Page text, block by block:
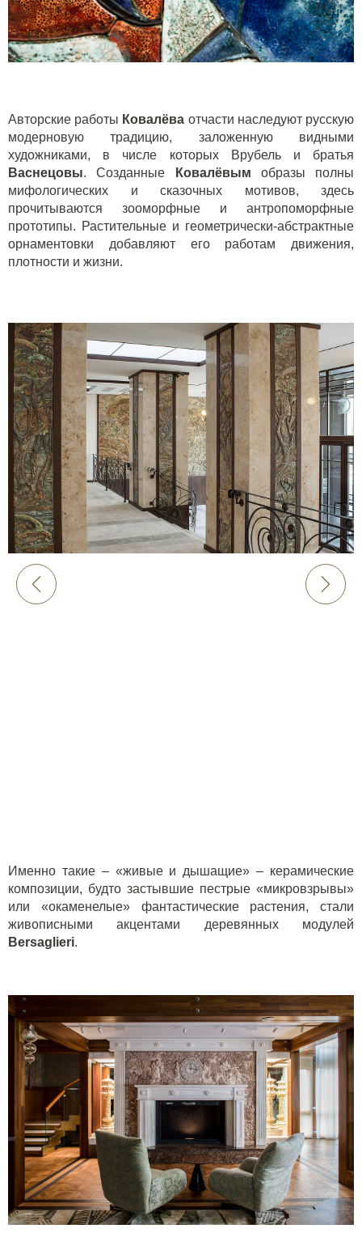
Авторские работы Ковалёва отчасти наследуют русскую
модерновую традицию, заложенную видными
художниками, в числе которых Врубель и братья
Васнецовы. Созданные Ковалёвым образы полны
мифологических и сказочных мотивов, здесь
прочитываются зооморфные и антропоморфные
прототипы. Растительные и геометрически-абстрактные
орнаментовки добавляют его работам движения,
плотности и жизни.
Именно такие – «живые и дышащие» – керамические
композиции, будто застывшие пестрые «микровзрывы»
или «окаменелые» фантастические растения, стали
живописными акцентами деревянных модулей
Bersaglieri.